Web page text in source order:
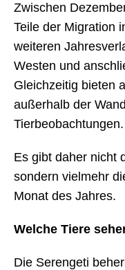
Zwischen
Teile der Migration
weiteren
Westen und
Gleichzeitig bieten
außerhalb der
Tierbeobachtungen.
Es gibt daher nicht
sondern vielmehr
Monat des Jahres.
Welche Tiere
Die Serengeti